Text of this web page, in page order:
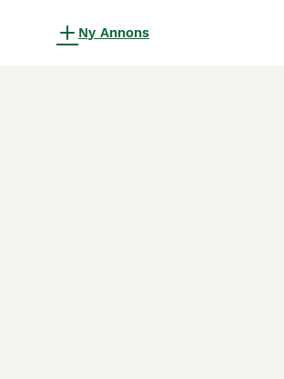
Ny Annons